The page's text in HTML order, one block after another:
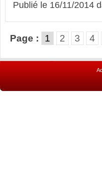
Publié le 16/11/2014
Page : 1 2 3 4